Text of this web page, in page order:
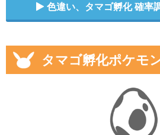
色違い、タマゴ孵化 確率
タマゴ孵化ポケモ